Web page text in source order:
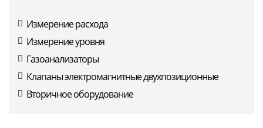
Измерение расхода
Измерение уровня
Газоанализаторы
Клапаны электромагнитные двухпозиционные
Вторичное оборудование